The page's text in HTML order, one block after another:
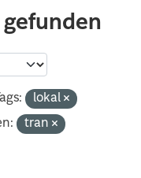
Tags:
lokal
tran